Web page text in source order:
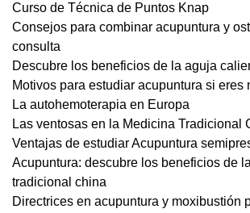
Curso de Técnica de Puntos Knap
Consejos para combinar acupuntura y
consulta
Descubre los beneficios de la aguja
Motivos para estudiar acupuntura si eres
La autohemoterapia en Europa
Las ventosas en la Medicina Tradicional
Ventajas de estudiar Acupuntura
Acupuntura: descubre los beneficios de
tradicional china
Directrices en acupuntura y moxibustión